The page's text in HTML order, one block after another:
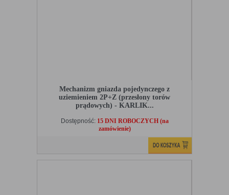
Mechanizm gniazda pojedynczego z
uziemieniem 2P+Z (przesłony torów
prądowych) - KARLIK...
Dostępność: 15 DNI ROBOCZYCH (na
zamówienie)